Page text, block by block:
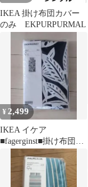
IKEA 掛け布団カバー
のみ EKPURPURMAL
¥ 2,499
IKEA イケア
■fagerginst■掛け布団カ
バー■シングル■ボタニ